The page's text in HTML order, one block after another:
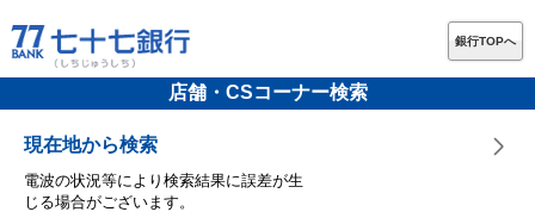
銀行TOPへ
店舗・CSコーナー検索
現在地から検索
電波の状況等により検索結果に誤差が生
じる場合がございます。